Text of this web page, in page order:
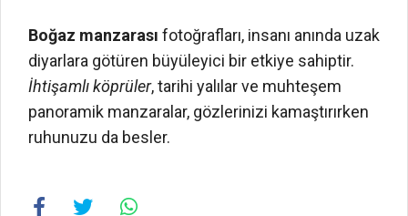
Boğaz manzarası fotoğrafları, insanı anında uzak
diyarlara götüren büyüleyici bir etkiye sahiptir.
İhtişamlı köprüler, tarihi yalılar ve muhteşem
panoramik manzaralar, gözlerinizi kamaştırırken
ruhunuzu da besler.